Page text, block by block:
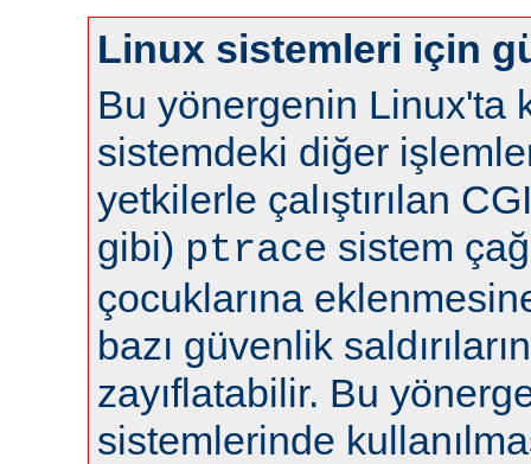
Linux sistemleri için
Bu yönergenin Linux'ta
sistemdeki diğer
yetkilerle çalıştırılan
gibi) ptrace sistem
çocuklarına
bazı güvenlik
zayıflatabilir. Bu
sistemlerinde